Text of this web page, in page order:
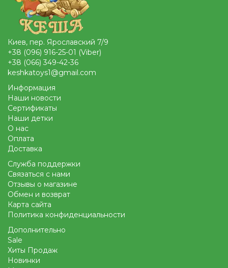
Киев, пер. Ярославский 7/9
+38 (096) 916-25-01 (Viber)
+38 (066) 349-42-36
keshkatoys1@gmail.com
Информация
Наши новости
Сертификаты
Наши детки
О нас
Оплата
Доставка
Служба поддержки
Связаться с нами
Отзывы о магазине
Обмен и возврат
Карта сайта
Политика конфиденциальности
Дополнительно
Sale
Хиты Продаж
Новинки